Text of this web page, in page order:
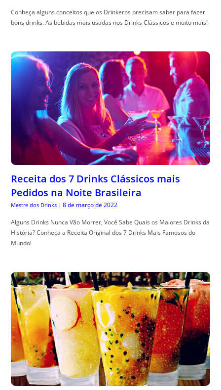
Conheça alguns conceitos que os Drinkeros precisam saber para fazer
bons drinks. As bebidas mais usadas nos Drinks Clássicos e muito mais!
Receita dos 7 Drinks Clássicos mais
Pedidos na Noite Brasileira
Mestre dos Drinks | 8 de março de 2022
Alguns Drinks Nunca Vão Morrer, Você Sabe Quais os Maiores Drinks da
História? Conheça a Receita Original dos 7 Drinks Mais Famosos do
Mundo!